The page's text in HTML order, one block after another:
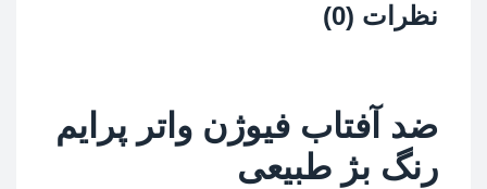
نظرات (0)
ضد آفتاب فیوژن واتر پرایم
رنگ بژ طبیعی